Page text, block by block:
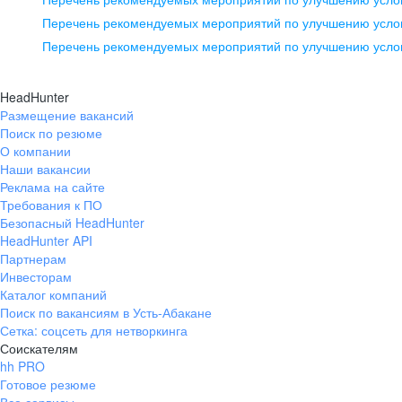
pr@ural.hh.ru
помещение 21
+7 383 207-94-64
pr@nsk.hh.ru
Перечень рекомендуемых мероприятий по улучшению
Перечень рекомендуемых мероприятий по улучшению
HeadHunter
Размещение вакансий
Поиск по резюме
О компании
Наши вакансии
Реклама на сайте
Требования к ПО
Безопасный HeadHunter
HeadHunter API
Партнерам
Инвесторам
Каталог компаний
Поиск по вакансиям в Усть-Абакане
Сетка: соцсеть для нетворкинга
Соискателям
hh PRO
Готовое резюме